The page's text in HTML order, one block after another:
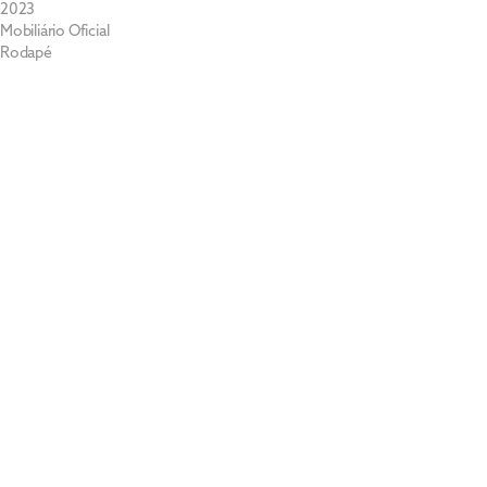
2023
Mobiliário Oficial
Rodapé